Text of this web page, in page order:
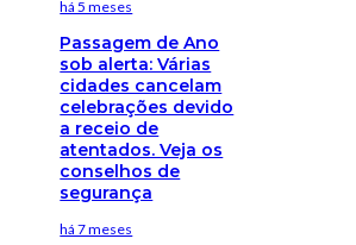
há 5 meses
Passagem de Ano
sob alerta: Várias
cidades cancelam
celebrações devido
a receio de
atentados. Veja os
conselhos de
segurança
há 7 meses